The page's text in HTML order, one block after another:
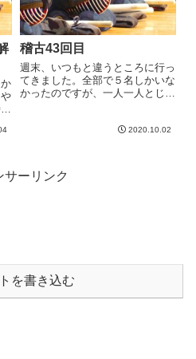
稽古43回目
週末、いつもと違うところに行っ
てきました。全部で５名しかいな
かったのですが、一人一人とじっ
に上の先生にかかるのではなく、
手...
2020.10.02
サーリンク
を書き込む